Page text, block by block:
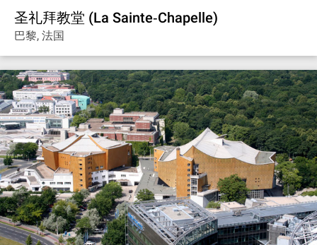
圣礼拜教堂 (La Sainte‐Chapelle)
巴黎, 法国